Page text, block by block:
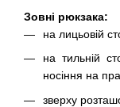
Зовні рюкзака:
на лицьовій
на тильній
носіння на
зверху